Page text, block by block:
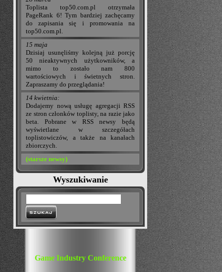
Toplista top50.com.pl otrzymała
PageRank 6! Tym bardziej zachęcamy
do zapisania się i promowania na
top50.com.pl.
15 maja
Dzisiaj usunęliśmy kolejną już porcję
50 nieaktywnych użytkowników, a
mimo to zostało nam 800
wartościowych i świetnych stron.
Zapraszamy do przeglądania!
14 kwietnia:
Dodajemy nową usługę agregacji RSS
ze stron członków toplisty, na razie jako
beta. Pobrane w RSS newsy będą
wyświetlane w szczegółach
toplistowiczów, a także na kanałach
zbiorczych.
(starsze newsy)
Wyszukiwanie
Game Industry Conference